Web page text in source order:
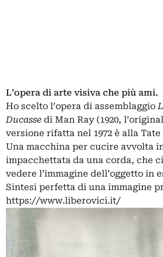
L’opera di arte visiva che più ami.
Ho scelto l’opera di assemblaggio
Ducasse di Man Ray (1920,
versione rifatta nel 1972 è alla
Una macchina per cucire avvolta
impacchettata da una corda, che
vedere l’immagine dell’oggetto in
Sintesi perfetta di una immagine
https://www.liberovici.it/